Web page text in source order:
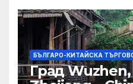
БЪЛГАРО-КИТАЙСКА
Град